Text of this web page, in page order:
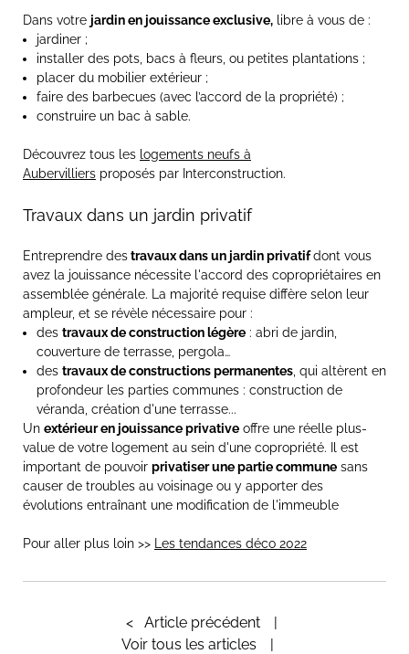
Dans votre jardin en jouissance exclusive, libre à vous de :
jardiner ;
installer des pots, bacs à fleurs, ou petites plantations ;
placer du mobilier extérieur ;
faire des barbecues (avec l’accord de la propriété) ;
construire un bac à sable.
Découvrez tous les logements neufs à
Aubervilliers proposés par Interconstruction.
Travaux dans un jardin privatif
Entreprendre destravaux dans un jardin privatifdont vous
avez la jouissance nécessite l'accord des copropriétaires en
assemblée générale. La majorité requise diffère selon leur
ampleur, et se révèle nécessaire pour :
des travaux de construction légère : abri de jardin,
couverture de terrasse, pergola…
des travaux de constructions permanentes , qui altèrent en
profondeur les parties communes : construction de
véranda, création d'une terrasse...
Un extérieur en jouissance privative offre une réelle plus-
value de votre logement au sein d'une copropriété. Il est
important de pouvoir privatiser une partie commune sans
causer de troubles au voisinage ou y apporter des
évolutions entraînant une modification de l'immeuble
Pour aller plus loin >> Les tendances déco 2022
<
Article précédent
Voir tous les articles